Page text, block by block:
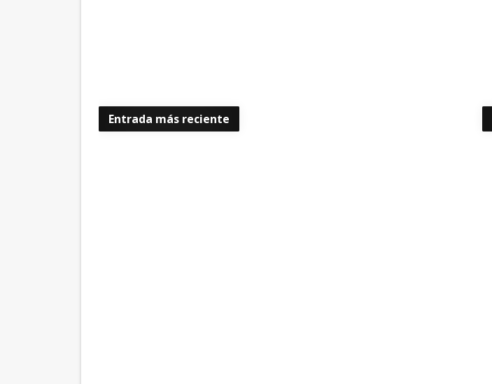
Entrada más reciente